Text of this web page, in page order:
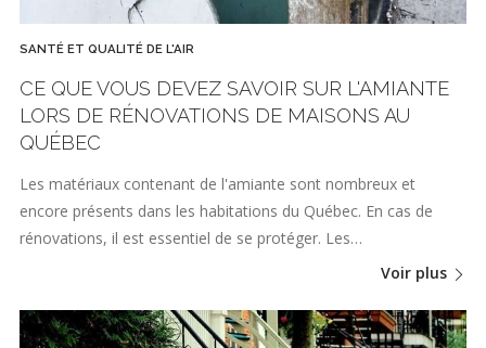
SANTÉ ET QUALITÉ DE L'AIR
CE QUE VOUS DEVEZ SAVOIR SUR L'AMIANTE
LORS DE RÉNOVATIONS DE MAISONS AU
QUÉBEC
Les matériaux contenant de l'amiante sont nombreux et
encore présents dans les habitations du Québec. En cas de
rénovations, il est essentiel de se protéger. Les…
Voir plus